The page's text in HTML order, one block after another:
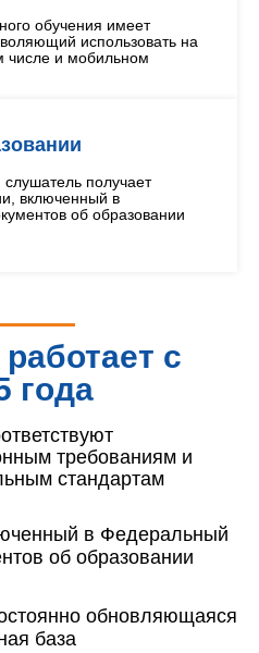
обучения имеет
использовать на
числе и мобильном
получает
включенный в
об образовании
с
года
требованиям и
стандартам
в Федеральный
об образовании
обновляющаяся
база